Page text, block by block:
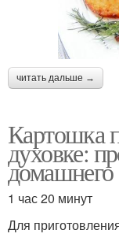
читать дальше →
Картошка
духовке:
домашнего
1 час 20 минут
Для